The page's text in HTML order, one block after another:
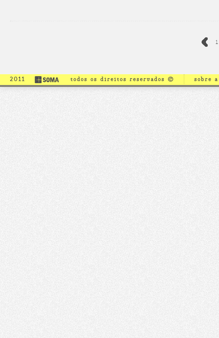
1
2011 todos os direitos reservados © sobre